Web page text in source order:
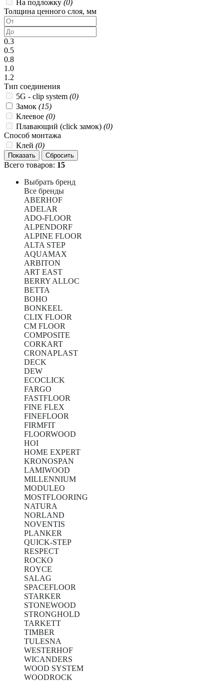
На подложку (0)
Толщина ценного слоя, мм
0.3
0.5
0.8
1.0
1.2
Тип соединения
5G - clip system (0)
Замок (15)
Клеевое (0)
Плавающий (click замок) (0)
Способ монтажа
Клей (0)
Всего товаров: 15
Выбрать бренд
Все бренды
ABERHOF
ADELAR
ADO-FLOOR
ALPENDORF
ALPINE FLOOR
ALTA STEP
AQUAMAX
ARBITON
ART EAST
BERRY ALLOC
BETTA
BOHO
BONKEEL
CLIX FLOOR
CM FLOOR
COMPOSITE
CORKART
CRONAPLAST
DECK
DEW
ECOCLICK
FARGO
FASTFLOOR
FINE FLEX
FINEFLOOR
FIRMFIT
FLOORWOOD
HOI
HOME EXPERT
KRONOSPAN
LAMIWOOD
MILLENNIUM
MODULEO
MOSTFLOORING
NATURA
NORLAND
NOVENTIS
PLANKER
QUICK-STEP
RESPECT
ROCKO
ROYCE
SALAG
SPACEFLOOR
STARKER
STONEWOOD
STRONGHOLD
TARKETT
TIMBER
TULESNA
WESTERHOF
WICANDERS
WOOD SYSTEM
WOODROCK